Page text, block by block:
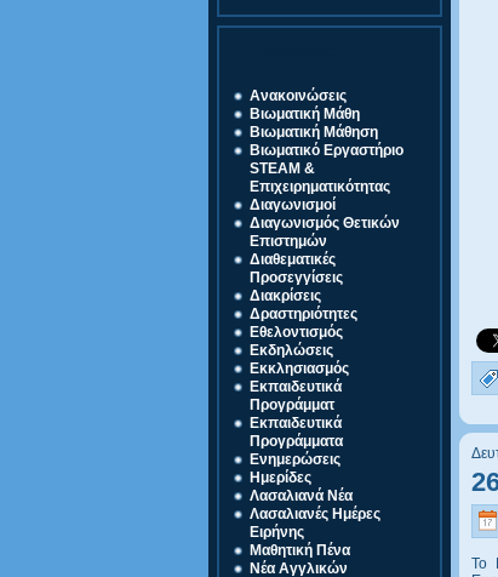
Ανακοινώσεις
Βιωματική Μάθη
Βιωματική Μάθηση
Βιωματικό Εργαστήριο
STEAM &
Επιχειρηματικότητας
Διαγωνισμοί
Διαγωνισμός Θετικών
Επιστημών
Διαθεματικές
Προσεγγίσεις
Διακρίσεις
Δραστηριότητες
Εθελοντισμός
Εκδηλώσεις
Εκκλησιασμός
Εκπαιδευτικά
Προγράμματ
Εκπαιδευτικά
Προγράμματα
Ενημερώσεις
Ημερίδες
Λασαλιανά Νέα
Λασαλιανές Ημέρες
Ειρήνης
Μαθητική Πένα
Νέα Αγγλικών
Το